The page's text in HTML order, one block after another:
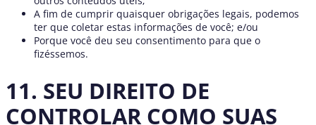
A fim de cumprir quaisquer obrigações legais, podemos
ter que coletar estas informações de você; e/ou
Porque você deu seu consentimento para que o
fizéssemos.
11. SEU DIREITO DE
CONTROLAR COMO SUAS